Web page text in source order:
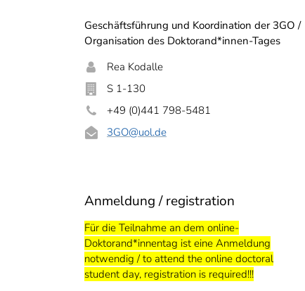
Geschäftsführung und Koordination der 3GO /
Organisation des Doktorand*innen-Tages
Rea Kodalle
S 1-130
+49 (0)441 798-5481
3GO@uol.de
Anmeldung / registration
Für die Teilnahme an dem online-
Doktorand*innentag ist eine Anmeldung
notwendig / to attend the online doctoral
student day, registration is required!!!